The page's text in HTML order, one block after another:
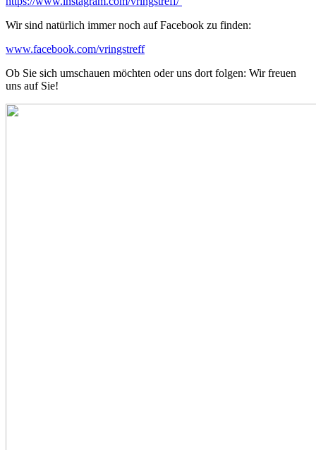
Wir sind natürlich immer noch auf Facebook zu finden:
www.facebook.com/vringstreff
Ob Sie sich umschauen möchten oder uns dort folgen: Wir freuen
uns auf Sie!